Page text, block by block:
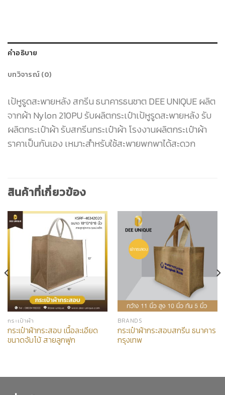
คำอธิบาย
บทวิจารณ์ (0)
เป้หูรูดสะพายหลัง สกรีน ธนาคารธนชาต DEE UNIQUE ผลิต
จากผ้า Nylon 210PU รับผลิตกระเป๋าเป้หูรูดสะพายหลัง รับ
ผลิตกระเป๋าผ้า รับสกรีนกระเป๋าผ้า โรงงานผลิตกระเป๋าผ้า
ราคาเป็นกันเอง เหมาะสำหรับใช้สะพายพกพาได้สะดวก
สินค้าที่เกี่ยวข้อง
กระเป๋าผ้า
กระเป๋าผ้ากระสอบ เนื้อละเอียด
ขนาดจัมโบ้ สายลูกฟูก
BRANDS
กระเป๋าผ้ากระสอบสกรีน ธนาคาร
กรุงเทพ